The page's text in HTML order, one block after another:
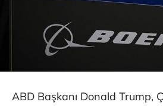
ABD Başkanı Donald Trump,